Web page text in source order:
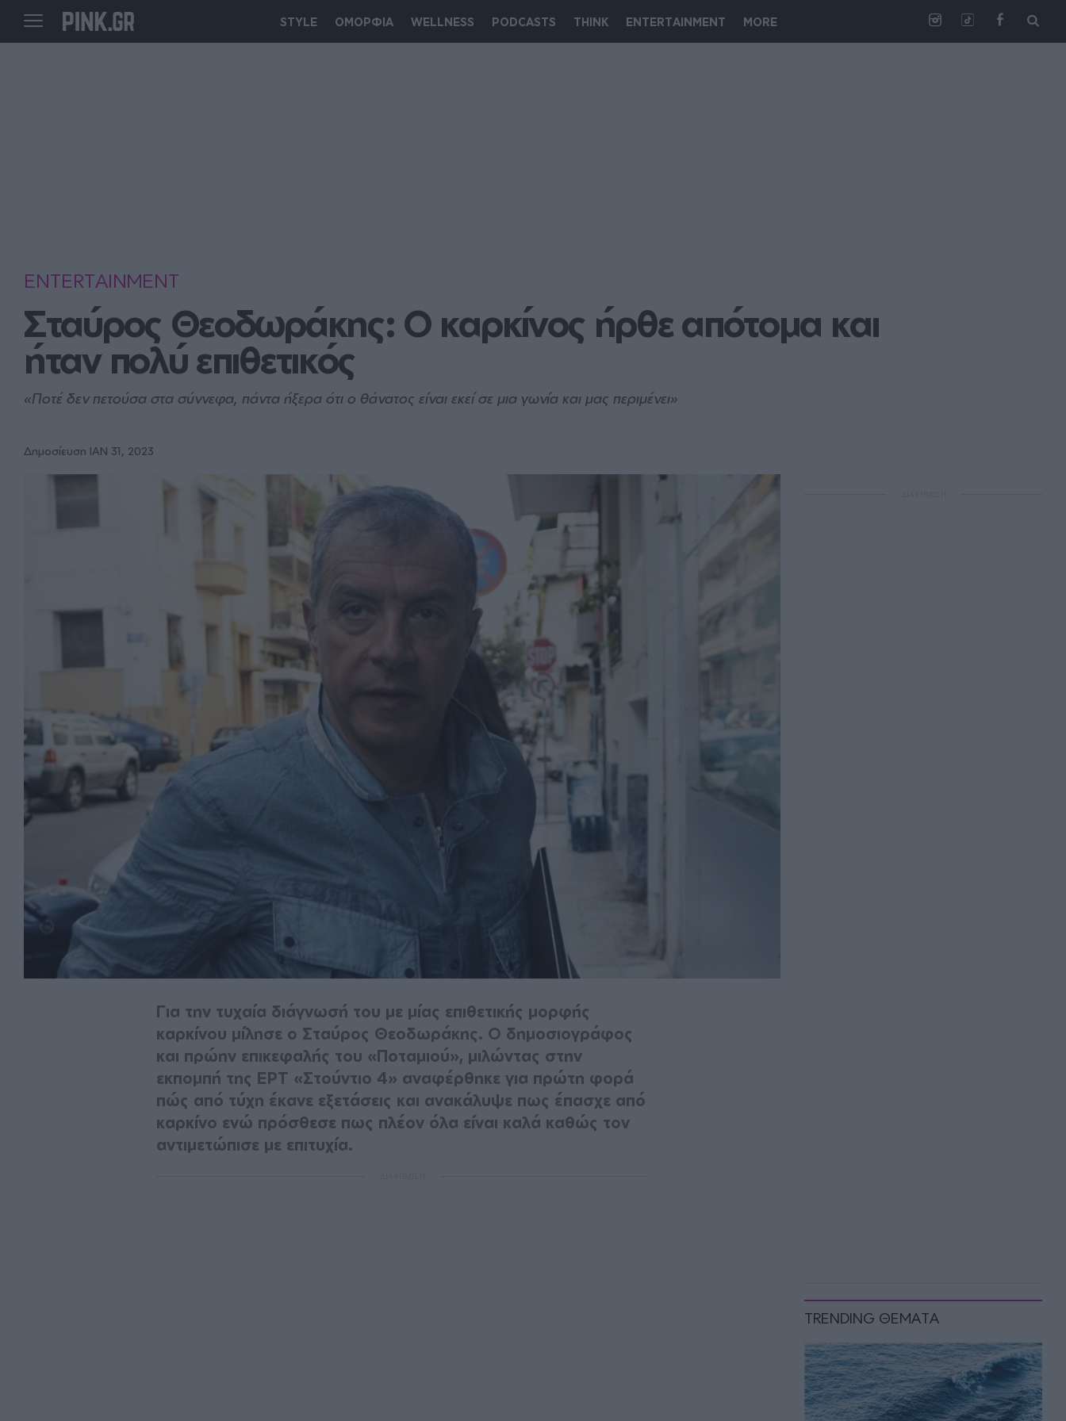
STYLE ΟΜΟΡΦΙΑ WELLNESS PODCASTS THINK ENTERTAINMENT MORE
ENTERTAINMENT
Σταύρος Θεοδωράκης: Ο καρκίνος ήρθε απότομα και
ήταν πολύ επιθετικός
«Ποτέ δεν πετούσα στα σύννεφα, πάντα ήξερα ότι ο θάνατος είναι εκεί σε μια γωνία και μας περιμένει»
Δημοσίευση ΙΑΝ 31, 2023
TRENDING ΘΕΜΑΤΑ
Για την τυχαία διάγνωσή του με μίας επιθετικής μορφής
καρκίνου μίλησε ο Σταύρος Θεοδωράκης. Ο δημοσιογράφος
και πρώην επικεφαλής του «Ποταμιού», μιλώντας στην
εκπομπή της ΕΡΤ «Στούντιο 4» αναφέρθηκε για πρώτη φορά
πώς από τύχη έκανε εξετάσεις και ανακάλυψε πως έπασχε από
καρκίνο ενώ πρόσθεσε πως πλέον όλα είναι καλά καθώς τον
αντιμετώπισε με επιτυχία.